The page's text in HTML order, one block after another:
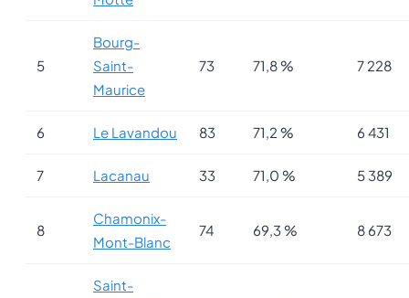
5
Bourg-
Saint-
Maurice
73 71,8 % 7 228
6 Le Lavandou 83 71,2 % 6 431
7 Lacanau 33 71,0 % 5 389
8
Chamonix-
Mont-Blanc
74 69,3 % 8 673
Saint-